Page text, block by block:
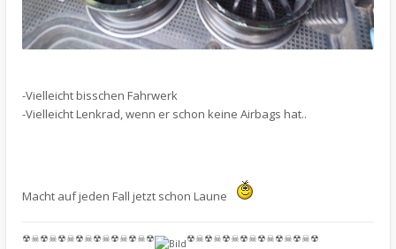
-Vielleicht bisschen Fahrwerk
-Vielleicht Lenkrad, wenn er schon keine Airbags hat..
Macht auf jeden Fall jetzt schon Laune
☢☠☢☠☢☠☢☠☢☠☢☠☢☠☢ ☢☠☢☠☢☠☢☠☢☠☢☠☢☠☢